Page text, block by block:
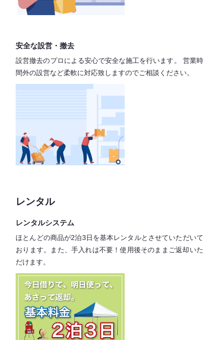
安全な設営・撤去
設営撤去のプロによる安心で安全な施工を行います。
営業時
間外の設営など柔軟に対応致しますのでご相談ください。
レンタル
レンタルシステム
ほとんどの商品が2泊3日を基本レンタルとさせていただいて
おります。
また、手入れは不要！使用後そのままご返却いた
だけます。